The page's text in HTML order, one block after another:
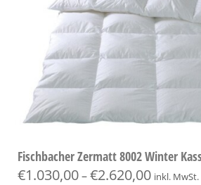
Fischbacher Zermatt 8002 Winter
€1.030,00–€2.620,00 inkl.